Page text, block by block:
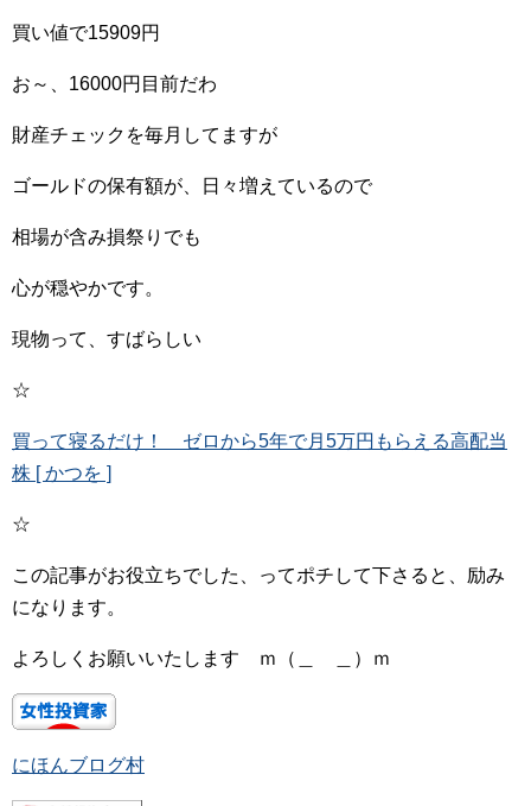
買い値で15909円
お～、16000円目前だわ
財産チェックを毎月してますが
ゴールドの保有額が、日々増えているので
相場が含み損祭りでも
心が穏やかです。
現物って、すばらしい
☆
買って寝るだけ！ ゼロから5年で月5万円もらえる高配当
株 [ かつを ]
☆
この記事がお役立ちでした、ってポチして下さると、励み
になります。
よろしくお願いいたします ｍ（＿ ＿）ｍ
にほんブログ村